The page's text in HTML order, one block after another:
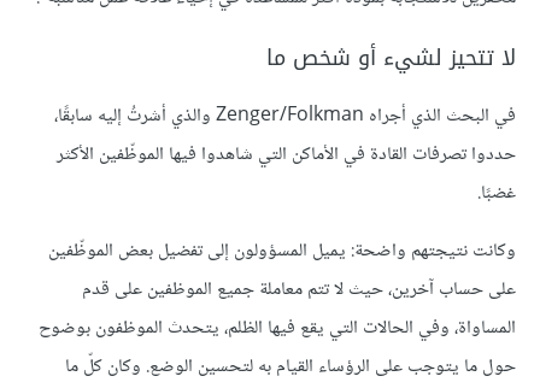
لا تتحيز لشيء أو شخص ما
في البحث الذي أجراه Zenger/Folkman والذي أشرتُ إليه سابقًا،
حددوا تصرفات القادة في الأماكن التي شاهدوا فيها الموظّفين الأكثر
غضبًا.
وكانت نتيجتهم واضحة: يميل المسؤولون إلى تفضيل بعض الموظّفين
على حساب آخرين، حيث لا تتم معاملة جميع الموظفين على قدم
المساواة، وفي الحالات التي يقع فيها الظلم، يتحدث الموظفون بوضوح
حول ما يتوجب على الرؤساء القيام به لتحسين الوضع. وكان كلّ ما